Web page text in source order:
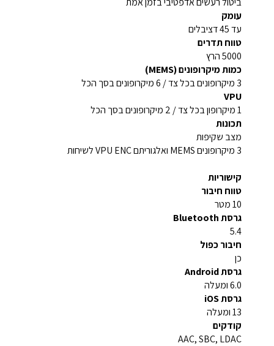
עומק
עד 45 דציבלים
טווח תדרים
5000 הרץ
כמות מיקרופונים (MEMS)
3 מיקרופונים בכל צד / 6 מיקרופונים בסך הכל
VPU
1 מיקרופון בכל צד / 2 מיקרופונים בסך הכל
תכונות
מצב שקיפות
3 מיקרופונים MEMS ואלגוריתם VPU ENC לשיחות
קישוריות
טווח חיבור
10 מטר
גרסת Bluetooth
5.4
חיבור כפול
כן
גרסת Android
6.0 ומעלה
גרסת iOS
13 ומעלה
קודקים
AAC, SBC, LDAC